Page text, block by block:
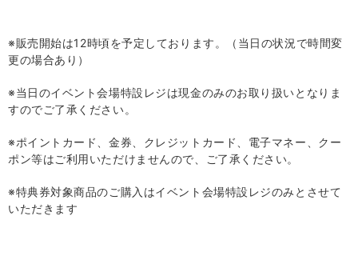
※販売開始は12時頃を予定しております。（当日の状況で時間変
更の場合あり）
※当日のイベント会場特設レジは現金のみのお取り扱いとなりま
すのでご了承ください。
※ポイントカード、金券、クレジットカード、電子マネー、クー
ポン等はご利用いただけませんので、ご了承ください。
※特典券対象商品のご購入はイベント会場特設レジのみとさせて
いただきます